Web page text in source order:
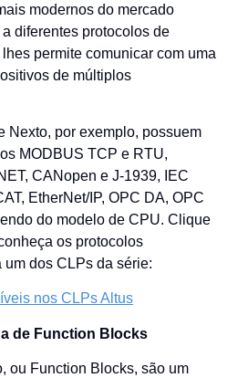
modernos do mercado
diferentes protocolos de
permite comunicar com uma
de múltiplos
Nexto, por exemplo, possuem
MODBUS TCP e RTU,
CANopen e J-1939, IEC
EtherNet/IP, OPC DA, OPC
do modelo de CPU. Clique
os protocolos
dos CLPs da série:
de Function Blocks
ou Function Blocks, são um